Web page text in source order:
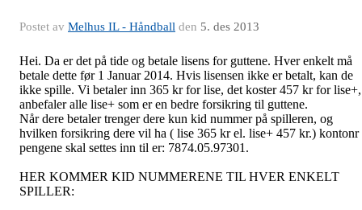
Postet av Melhus IL - Håndball den 5. des 2013
Hei. Da er det på tide og betale lisens for guttene. Hver enkelt må
betale dette før 1 Januar 2014. Hvis lisensen ikke er betalt, kan de
ikke spille. Vi betaler inn 365 kr for lise, det koster 457 kr for lise+,
anbefaler alle lise+ som er en bedre forsikring til guttene.
Når dere betaler trenger dere kun kid nummer på spilleren, og
hvilken forsikring dere vil ha ( lise 365 kr el. lise+ 457 kr.) kontonr
pengene skal settes inn til er: 7874.05.97301.
HER KOMMER KID NUMMERENE TIL HVER ENKELT
SPILLER: